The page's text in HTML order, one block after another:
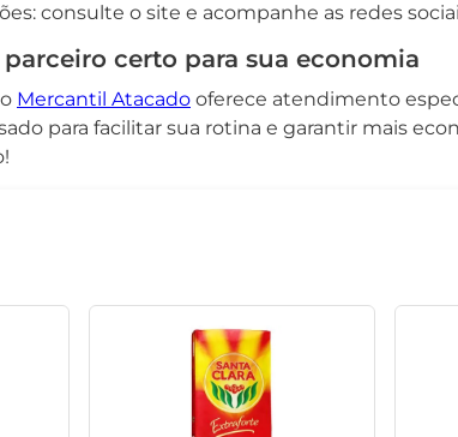
consulte o site e acompanhe as redes
certo para sua economia
Mercantil Atacado oferece atendimento
para facilitar sua rotina e garantir mais